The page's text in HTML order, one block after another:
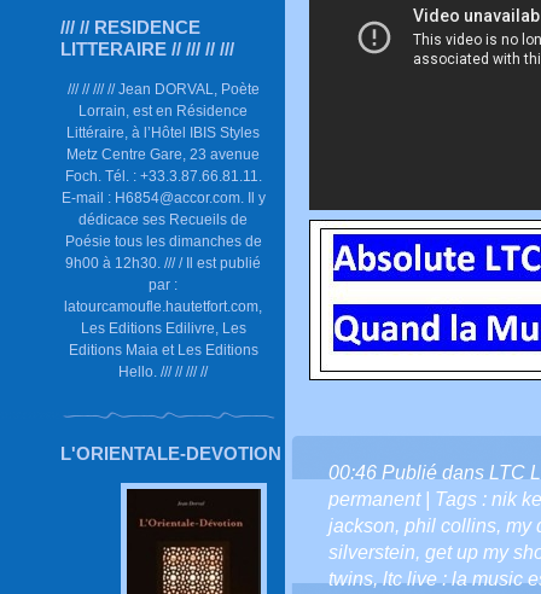
/// // RESIDENCE
LITTERAIRE // /// // ///
/// // /// // Jean DORVAL, Poète
Lorrain, est en Résidence
Littéraire, à l’Hôtel IBIS Styles
Metz Centre Gare, 23 avenue
Foch. Tél. : +33.3.87.66.81.11.
E-mail : H6854@accor.com. Il y
dédicace ses Recueils de
Poésie tous les dimanches de
9h00 à 12h30. /// / Il est publié
par :
latourcamoufle.hautetfort.com,
Les Editions Edilivre, Les
Editions Maia et Les Editions
Hello. /// // /// //
L'ORIENTALE-DEVOTION
00:46 Publié dans LTC
permanent| Tags : nik
jackson, phil collins, my
silverstein, get up my
twins,ltc live : la music